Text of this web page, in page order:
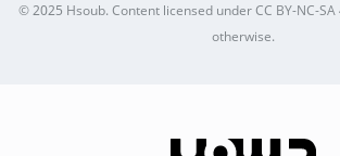
© 2025 Hsoub.Content licensed underCC BY-NC-
otherwise.